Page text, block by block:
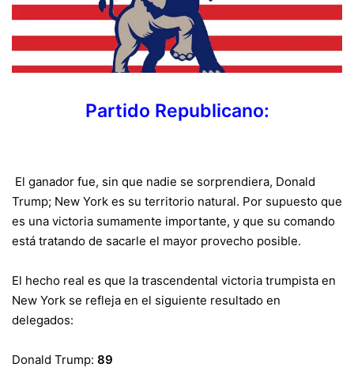
Partido Republicano:
El ganador fue, sin que nadie se sorprendiera, Donald
Trump; New York es su territorio natural. Por supuesto que
es una victoria sumamente importante, y que su comando
está tratando de sacarle el mayor provecho posible.
El hecho real es que la trascendental victoria trumpista en
New York se refleja en el siguiente resultado en
delegados:
Donald Trump: 89